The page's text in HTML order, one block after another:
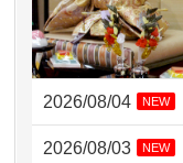
2026/08/04 00:38
2026/08/03 21:17
2026/08/02 18:47
2026/08/02 11:15
2026/08/04 NEW
2026/08/03 NEW